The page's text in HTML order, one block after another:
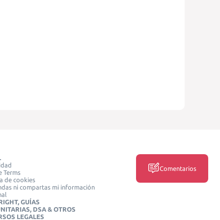
Terms
de cookies
ni compartas mi información
GUÍAS
DSA & OTROS
LEGALES
Comentarios